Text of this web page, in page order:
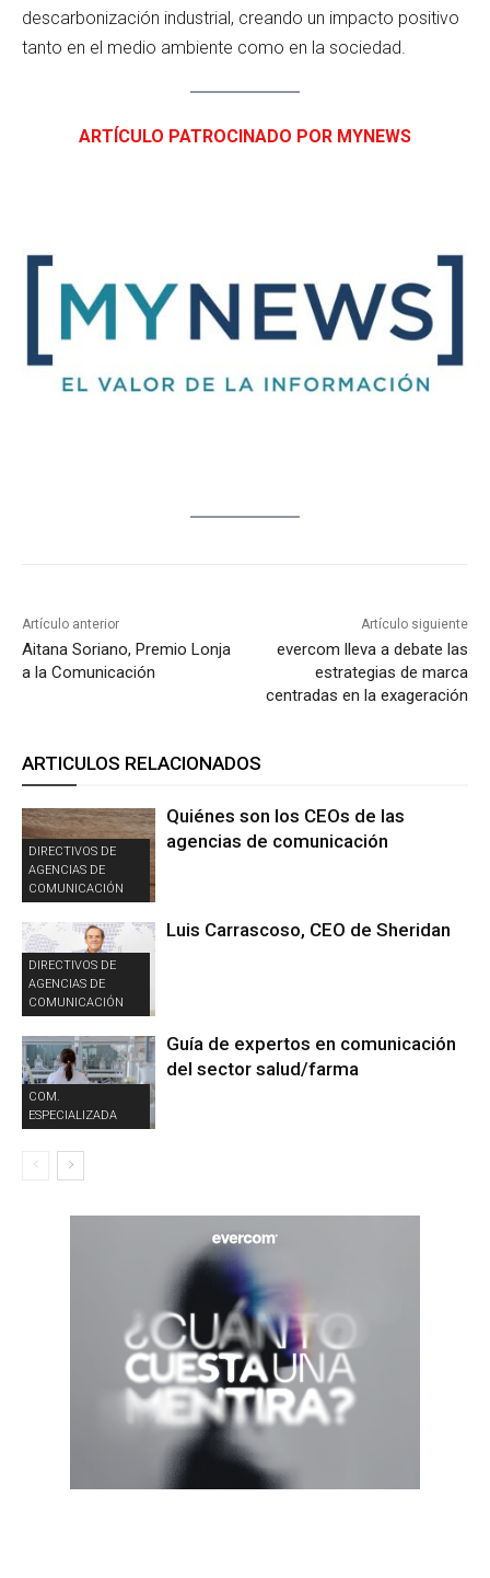
descarbonización industrial, creando un impacto positivo
tanto en el medio ambiente como en la sociedad.
ARTÍCULO PATROCINADO POR MYNEWS
Artículo anterior
Aitana Soriano, Premio Lonja
a la Comunicación
Artículo siguiente
evercom lleva a debate las
estrategias de marca
centradas en la exageración
ARTICULOS RELACIONADOS
DIRECTIVOS DE
AGENCIAS DE
COMUNICACIÓN
Quiénes son los CEOs de las
agencias de comunicación
DIRECTIVOS DE
AGENCIAS DE
COMUNICACIÓN
Luis Carrascoso, CEO de Sheridan
COM.
ESPECIALIZADA
Guía de expertos en comunicación
del sector salud/farma